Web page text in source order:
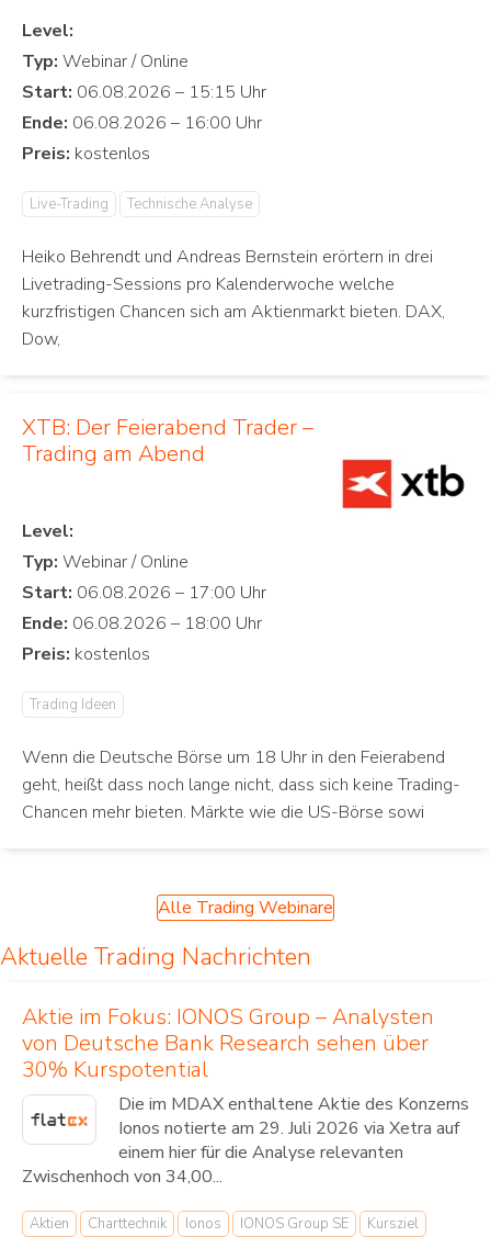
Level:
Typ:
Start:
Ende:
Preis:
Live-Trading Technische Analyse
Heiko Behrendt und Andreas Bernstein erörtern in drei
Livetrading-Sessions pro Kalenderwoche welche
kurzfristigen Chancen sich am Aktienmarkt bieten. DAX,
Dow,
XTB: Der Feierabend Trader –
Trading am Abend
Level:
Typ:
Start:
Ende:
Preis:
Trading Ideen
Wenn die Deutsche Börse um 18 Uhr in den Feierabend
geht, heißt dass noch lange nicht, dass sich keine Trading-
Chancen mehr bieten. Märkte wie die US-Börse sowi
Alle Trading Webinare
Aktuelle Trading Nachrichten
Aktie im Fokus: IONOS Group – Analysten
von Deutsche Bank Research sehen über
30% Kurspotential
Die im MDAX enthaltene Aktie des Konzerns
Ionos notierte am 29. Juli 2026 via Xetra auf
einem hier für die Analyse relevanten
Zwischenhoch von 34,00...
Aktien Charttechnik Ionos IONOS Group SE Kursziel